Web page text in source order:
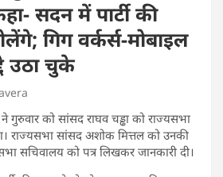
सदन में पार्टी की
गिग वर्कर्स-मोबाइल
उठा चुके
गुरुवार को सांसद राघव चड्ढा को राज्यसभा
राज्यसभा सांसद अशोक मित्तल को उनकी
सचिवालय को पत्र लिखकर जानकारी दी।